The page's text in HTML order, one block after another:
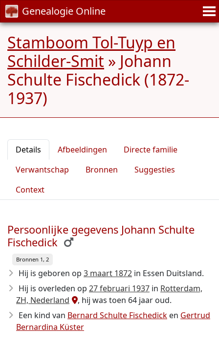
Genealogie Online
Stamboom Tol-Tuyp en
Schilder-Smit » Johann
Schulte Fischedick (1872-
1937)
Details Afbeeldingen
Directe familie
Verwantschap
Bronnen
Suggesties
Context
Persoonlijke gegevens Johann Schulte
Fischedick
Bronnen 1, 2
Hij is geboren op 3 maart 1872 in Essen Duitsland.
Hij is overleden op 27 februari 1937 in Rotterdam,
ZH, Nederland
, hij was toen 64 jaar oud.
Een kind van Bernard Schulte Fischedick en Gertrud
Bernardina Küster